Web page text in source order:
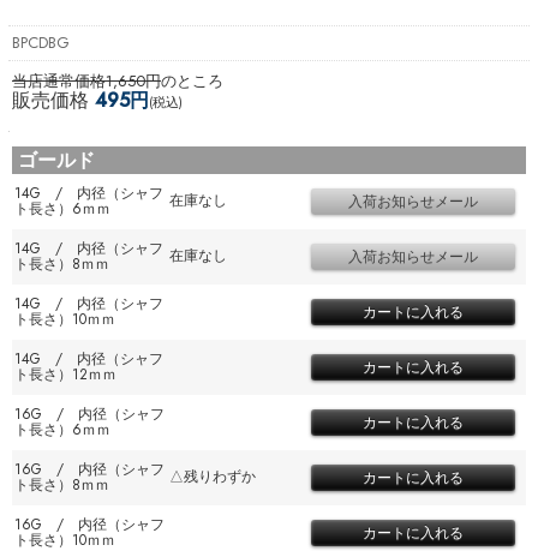
BPCDBG
当店通常価格1,650円のところ
販売価格 495円(税込)
ゴールド
14G / 内径（シャフ
ト長さ）6ｍｍ 在庫なし
14G / 内径（シャフ
ト長さ）8ｍｍ 在庫なし
14G / 内径（シャフ
ト長さ）10ｍｍ
14G / 内径（シャフ
ト長さ）12ｍｍ
16G / 内径（シャフ
ト長さ）6ｍｍ
16G / 内径（シャフ
ト長さ）8ｍｍ △残りわずか
16G / 内径（シャフ
ト長さ）10ｍｍ